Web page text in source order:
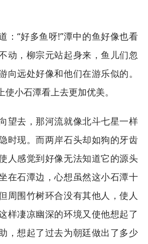
：“好多鱼呀!”潭中的鱼好像也看
动，柳宗元站起身来，鱼儿们忽
向远处好像和他们在游乐似的。
小石潭看上去更加优美。
望去，那河流就像北斗七星一样
时现。而两岸石头却如狗的牙齿
人感觉到好像无法知道它的源头
在石潭边，心想虽然这小石潭十
周围竹树环合没有其他人，使人
样凄凉幽深的环境又使他想起了
，想起了过去为朝廷做出了多少